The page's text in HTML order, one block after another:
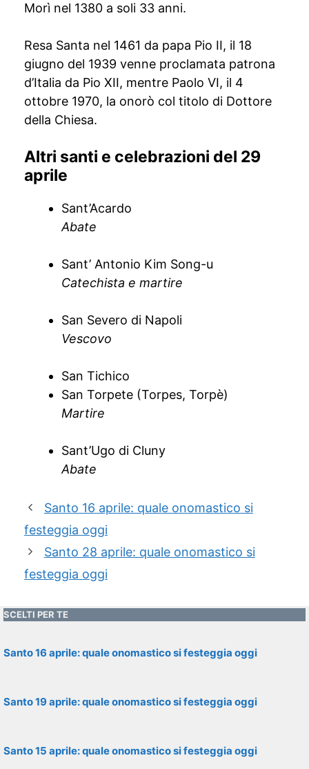
Morì nel 1380 a soli 33 anni.
Resa Santa nel 1461 da papa Pio II, il 18
giugno del 1939 venne proclamata patrona
d’Italia da Pio XII, mentre Paolo VI, il 4
ottobre 1970, la onorò col titolo di Dottore
della Chiesa.
Altri santi e celebrazioni del 29
aprile
Sant’Acardo
Abate
Sant’ Antonio Kim Song-u
Catechista e martire
San Severo di Napoli
Vescovo
San Tichico
San Torpete (Torpes, Torpè)
Martire
Sant’Ugo di Cluny
Abate
Santo 16 aprile: quale onomastico si
festeggia oggi
Santo 28 aprile: quale onomastico si
festeggia oggi
SCELTI PER TE
Santo 16 aprile: quale onomastico si festeggia oggi
Santo 19 aprile: quale onomastico si festeggia oggi
Santo 15 aprile: quale onomastico si festeggia oggi